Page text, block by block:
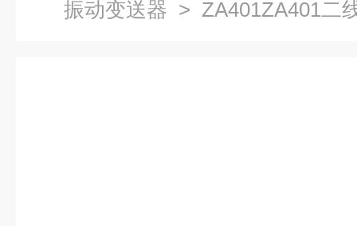
振动变送器 > ZA401ZA401二